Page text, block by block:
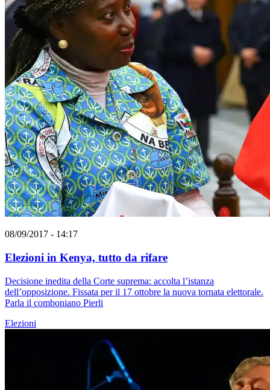
08/09/2017 - 14:17
Elezioni in Kenya, tutto da rifare
Decisione inedita della Corte suprema: accolta l’istanza
dell’opposizione. Fissata per il 17 ottobre la nuova tornata elettorale.
Parla il comboniano Pierli
Elezioni